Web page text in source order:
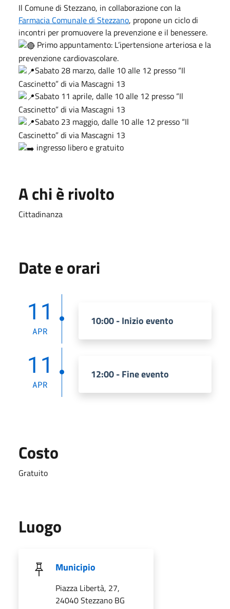
Il Comune di Stezzano, in collaborazione con la
Farmacia Comunale di Stezzano, propone un ciclo di
incontri per promuovere la prevenzione e il benessere.
Primo appuntamento: L’ipertensione arteriosa e la
prevenzione cardiovascolare.
Sabato 28 marzo, dalle 10 alle 12 presso “Il
Cascinetto” di via Mascagni 13
Sabato 11 aprile, dalle 10 alle 12 presso “Il
Cascinetto” di via Mascagni 13
Sabato 23 maggio, dalle 10 alle 12 presso “Il
Cascinetto” di via Mascagni 13
ingresso libero e gratuito
A chi è rivolto
Cittadinanza
Date e orari
11
APR
10:00 - Inizio evento
11
APR
12:00 - Fine evento
Costo
Gratuito
Luogo
Municipio
Piazza Libertà, 27,
24040 Stezzano BG